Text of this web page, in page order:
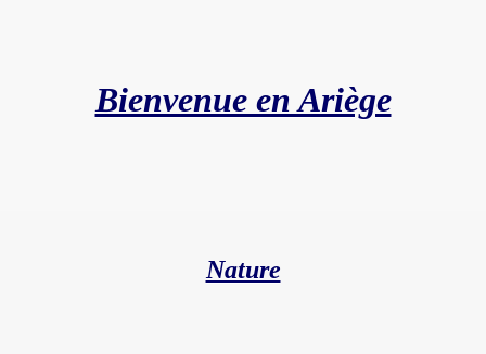
Bienvenue en Ariège
Nature